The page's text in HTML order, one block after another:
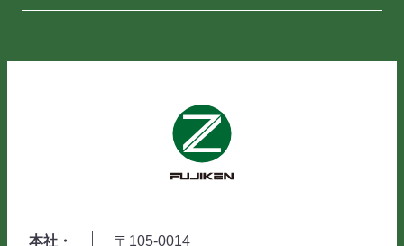
本社・
〒105-0014